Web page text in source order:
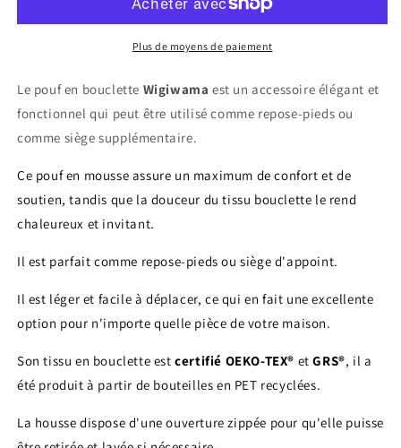
POUFFUS
bouclette
POUFFUS
Plus de moyens de paiement
Le pouf en bouclette Wigiwamaest un accessoire élégant et
fonctionnel qui peut être utilisé comme repose-pieds ou
comme siège supplémentaire.
Ce pouf en mousse assure un maximum de confort et de
soutien, tandis que la douceur du tissu bouclette le rend
chaleureux et invitant.
Il est parfait comme repose-pieds ou siège d'appoint.
Il est léger et facile à déplacer, ce qui en fait une excellente
option pour n'importe quelle pièce de votre maison.
Son tissu en bouclette est certifié OEKO-TEX® et GRS®, il a
été produit à partir de bouteilles en PET recyclées.
La housse dispose d'une ouverture zippée pour qu'elle puisse